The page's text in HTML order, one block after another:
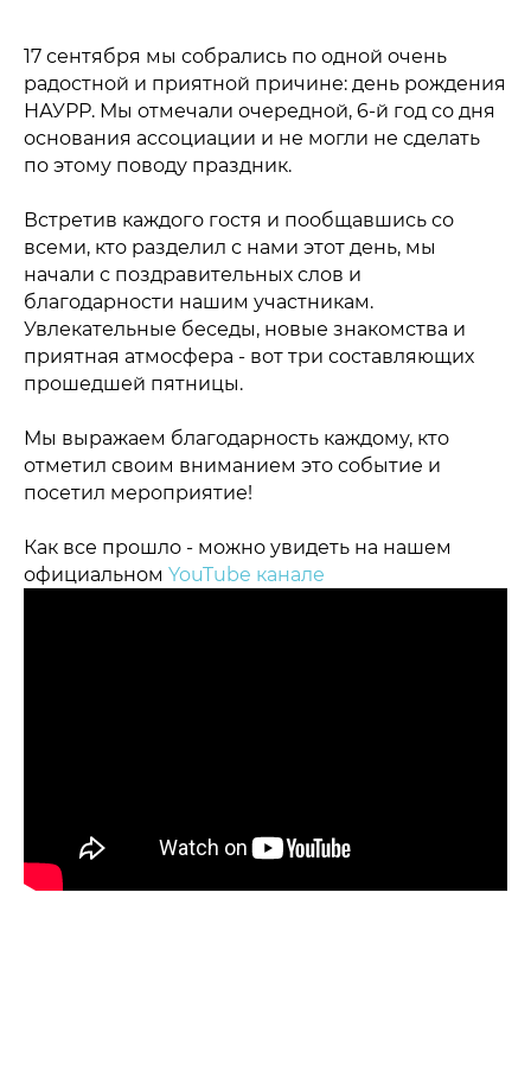
17 сентября мы собрались по одной очень
радостной и приятной причине: день рождения
НАУРР. Мы отмечали очередной, 6-й год со дня
основания ассоциации и не могли не сделать
по этому поводу праздник.
Встретив каждого гостя и пообщавшись со
всеми, кто разделил с нами этот день, мы
начали с поздравительных слов и
благодарности нашим участникам.
Увлекательные беседы, новые знакомства и
приятная атмосфера - вот три составляющих
прошедшей пятницы.
Мы выражаем благодарность каждому, кто
отметил своим вниманием это событие и
посетил мероприятие!
Как все прошло - можно увидеть на нашем
официальном YouTube канале
© 2015-2026 НАУРР. Все права защищены. При использовании
материалов ссылка на ROBOTUNION.RU — обязательна